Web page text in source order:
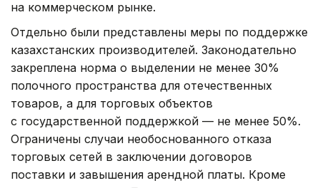
на коммерческом рынке.
Отдельно были представлены меры по поддержке
казахстанских производителей. Законодательно
закреплена норма о выделении не менее 30%
полочного пространства для отечественных
товаров, а для торговых объектов
с государственной поддержкой — не менее 50%.
Ограничены случаи необоснованного отказа
торговых сетей в заключении договоров
поставки и завышения арендной платы. Кроме